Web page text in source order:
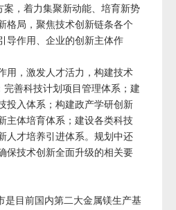
案，着力集聚新动能、培育新势
格局，聚焦技术创新链条各个
导作用、企业的创新主体作
用，激发人才活力，构建技术
完善科技计划项目管理体系；建
投入体系；构建政产学研创新
主体培育体系；建设各类科技
人才培养引进体系。规划中还
保技术创新全面升级的相关要
目前国内第二大金属镁生产基